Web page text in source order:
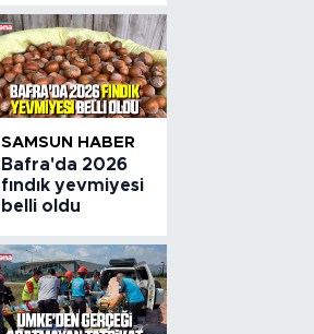
SAMSUN HABER
Bafra'da 2026
fındık yevmiyesi
belli oldu